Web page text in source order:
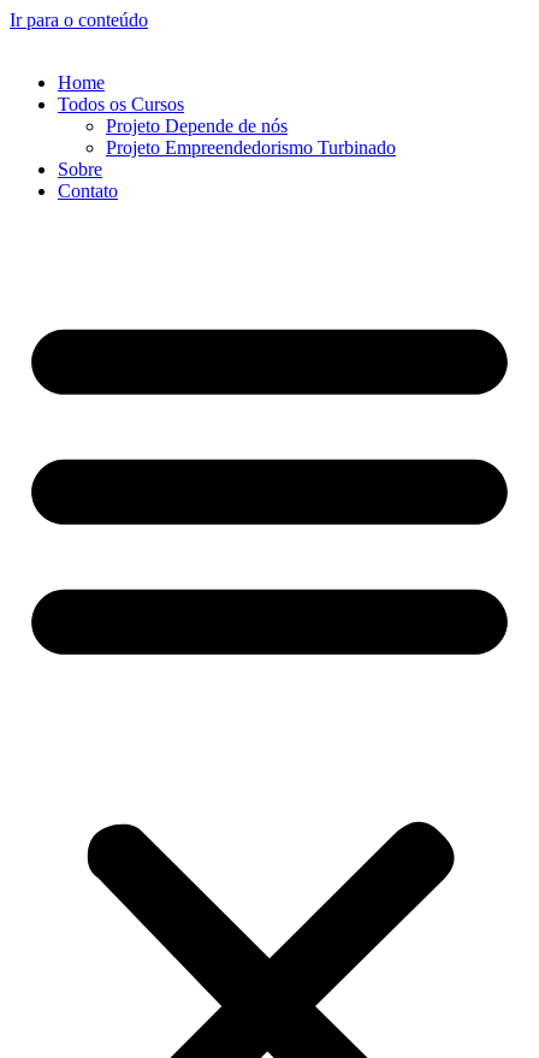
Ir para o conteúdo
Home
Todos os Cursos
Projeto Depende de nós
Projeto Empreendedorismo Turbinado
Sobre
Contato